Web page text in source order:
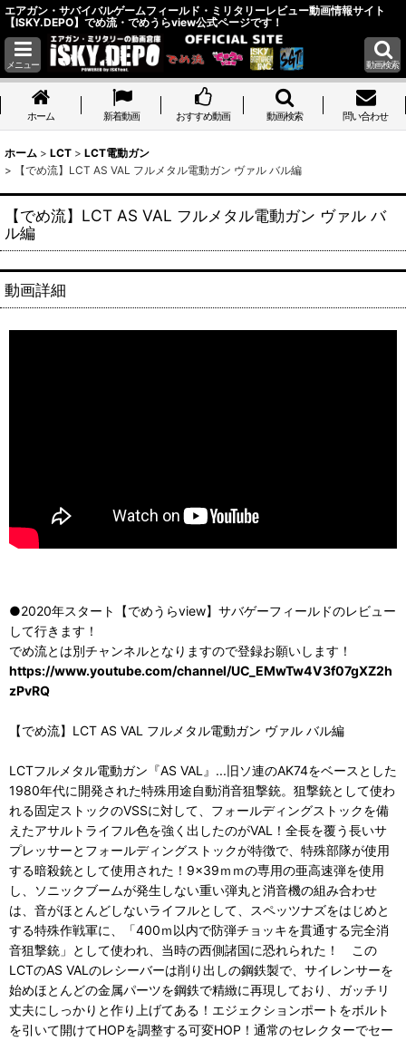
エアガン・サバイバルゲームフィールド・ミリタリーレビュー動画情報サイト
【ISKY.DEPO】でめ流・でめうらview公式ページです！
メニュー ホーム
動画検索
ホーム 新着動画 おすすめ動画 動画検索 問い合わせ
ホーム > LCT > LCT電動ガン
>
【でめ流】LCT AS VAL フルメタル電動ガン ヴァル バル編
【でめ流】LCT AS VAL フルメタル電動ガン ヴァル バ
ル編
動画詳細
●2020年スタート【でめうらview】サバゲーフィールドのレビュー
して行きます！
でめ流とは別チャンネルとなりますので登録お願いします！
https://www.youtube.com/channel/UC_EMwTw4V3f07gXZ2h
zPvRQ
【でめ流】LCT AS VAL フルメタル電動ガン ヴァル バル編
LCTフルメタル電動ガン『AS VAL』...旧ソ連のAK74をベースとした
1980年代に開発された特殊用途自動消音狙撃銃。狙撃銃として使わ
れる固定ストックのVSSに対して、フォールディングストックを備
えたアサルトライフル色を強く出したのがVAL！全長を覆う長いサ
プレッサーとフォールディングストックが特徴で、特殊部隊が使用
する暗殺銃として使用された！9×39ｍｍの専用の亜高速弾を使用
し、ソニックブームが発生しない重い弾丸と消音機の組み合わせ
は、音がほとんどしないライフルとして、スペッツナズをはじめと
する特殊作戦軍に、「400ｍ以内で防弾チョッキを貫通する完全消
音狙撃銃」として使われ、当時の西側諸国に恐れられた！ この
LCTのAS VALのレシーバーは削り出しの鋼鉄製で、サイレンサーを
始めほとんどの金属パーツを鋼鉄で精緻に再現しており、ガッチリ
丈夫にしっかりと作り上げてある！エジェクションポートをボルト
を引いて開けてHOPを調整する可変HOP！通常のセレクターでセー